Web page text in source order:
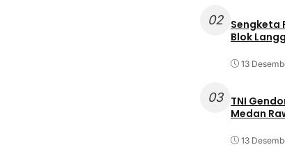
02
Sengketa
Blok
13
03
TNI
Medan
13